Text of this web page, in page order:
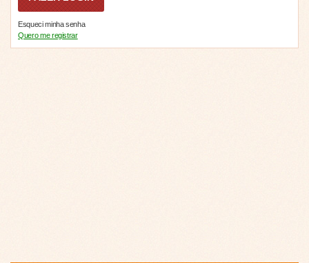
Esqueci minha senha
Quero me registrar